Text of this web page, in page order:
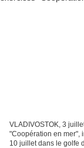
VLADIVOSTOK, 3
"Coopération en mer",
10 juillet dans le golfe